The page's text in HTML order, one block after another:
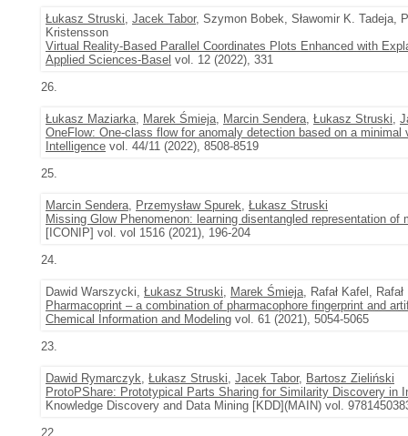
Łukasz Struski, Jacek Tabor, Szymon Bobek, Sławomir K. Tadeja,
Kristensson
Virtual Reality-Based Parallel Coordinates Plots Enhanced with
Applied Sciences-Basel vol. 12 (2022), 331
26.
Łukasz Maziarka, Marek Śmieja, Marcin Sendera, Łukasz Struski,
OneFlow: One-class flow for anomaly detection based on a minimal
Intelligence vol. 44/11 (2022), 8508-8519
25.
Marcin Sendera, Przemysław Spurek, Łukasz Struski
Missing Glow Phenomenon: learning disentangled representation of
[ICONIP] vol. vol 1516 (2021), 196-204
24.
Dawid Warszycki, Łukasz Struski, Marek Śmieja, Rafał Kafel,
Pharmacoprint – a combination of pharmacophore fingerprint and
Chemical Information and Modeling vol. 61 (2021), 5054-5065
23.
Dawid Rymarczyk, Łukasz Struski, Jacek Tabor, Bartosz Zieliński
ProtoPShare: Prototypical Parts Sharing for Similarity Discovery in
Knowledge Discovery and Data Mining [KDD](MAIN) vol.
22.